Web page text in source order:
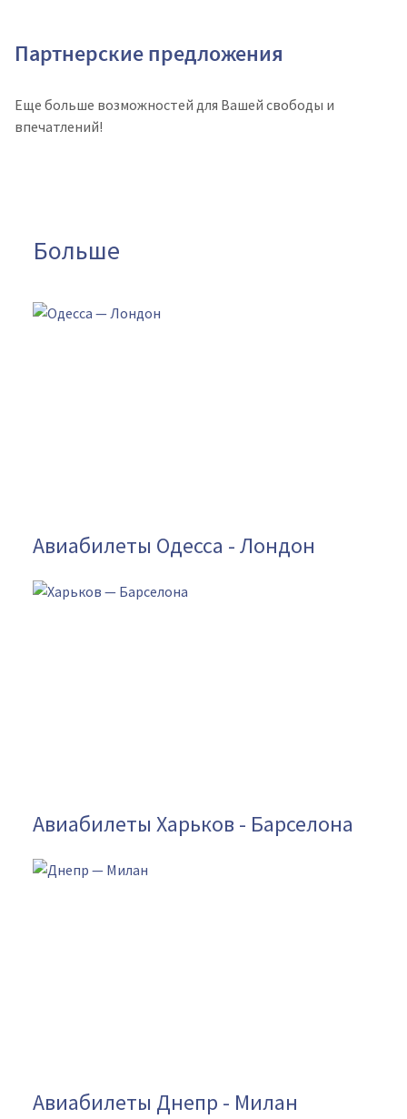
Партнерские предложения
Еще больше возможностей для Вашей свободы и
впечатлений!
Больше
Авиабилеты Одесса - Лондон
Авиабилеты Харьков - Барселона
Авиабилеты Днепр - Милан